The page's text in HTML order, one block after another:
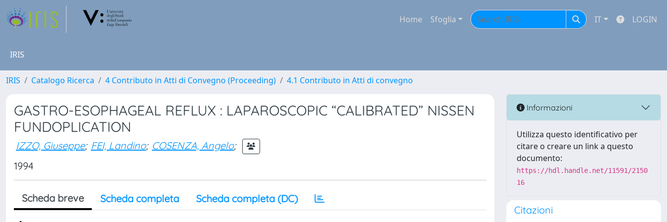
Home Sfoglia IT LOGIN
IRIS
IRIS Catalogo Ricerca 4 Contributo in Atti di Convegno (Proceeding) 4.1 Contributo in Atti di convegno
GASTRO-ESOPHAGEAL REFLUX : LAPAROSCOPIC “CALIBRATED” NISSEN
FUNDOPLICATION
IZZO, Giuseppe; FEI, Landino; COSENZA, Angelo;
1994
Scheda breve Scheda completa Scheda completa (DC)
Informazioni
Utilizza questo identificativo per
citare o creare un link a questo
documento:
https://hdl.handle.net/11591/2150
16
Citazioni